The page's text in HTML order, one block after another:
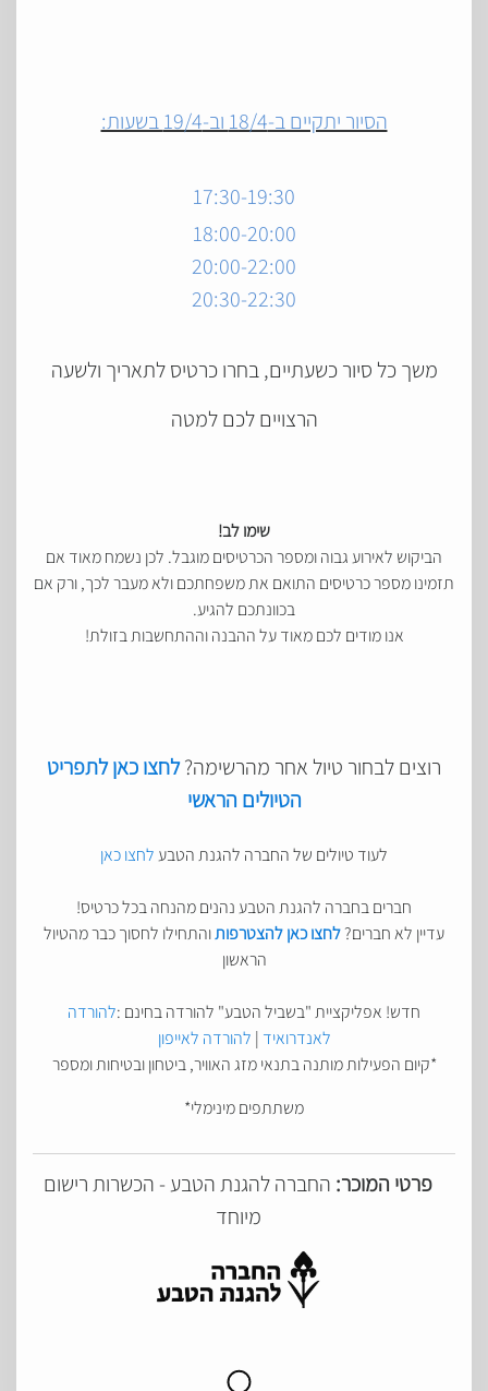
הסיור יתקיים ב-18/4 וב-19/4 בשעות:
17:30-19:30
18:00-20:00
20:00-22:00
20:30-22:30
משך כל סיור כשעתיים, בחרו כרטיס לתאריך ולשעה
הרצויים לכם למטה
שימו לב!
הביקוש לאירוע גבוה ומספר הכרטיסים מוגבל. לכן נשמח מאוד אם
תזמינו מספר כרטיסים התואם את משפחתכם ולא מעבר לכך, ורק אם
בכוונתכם להגיע.
אנו מודים לכם מאוד על ההבנה וההתחשבות בזולת!
רוצים לבחור טיול אחר מהרשימה?לחצו כאן לתפריט
הטיולים הראשי
לעוד טיולים של החברה להגנת הטבעלחצו כאן
חברים בחברה להגנת הטבע נהנים מהנחה בכל כרטיס!
עדיין לא חברים?לחצו כאן להצטרפותוהתחילו לחסוך כבר מהטיול
הראשון
חדש! אפליקציית "בשביל הטבע" להורדה בחינם :להורדה
לאנדרואיד | להורדה לאייפון
*קיום הפעילות מותנה בתנאי מזג האוויר, ביטחון ובטיחות ומספר
משתתפים מינימלי*
פרטי המוכר: החברה להגנת הטבע - הכשרות רישום
מיוחד